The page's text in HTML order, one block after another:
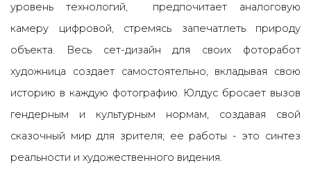
уровень технологий, предпочитает аналоговую
камеру цифровой, стремясь запечатлеть природу
объекта. Весь сет-дизайн для своих фоторабот
художница создает самостоятельно, вкладывая свою
историю в каждую фотографию. Юлдус бросает вызов
гендерным и культурным нормам, создавая свой
сказочный мир для зрителя; ее работы - это синтез
реальности и художественного видения.